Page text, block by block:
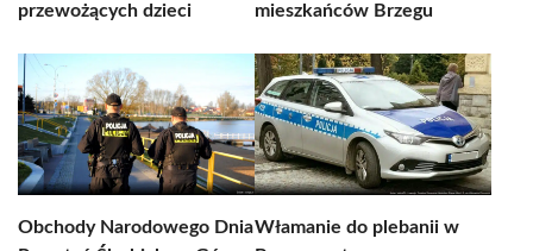
przewożących dzieci
mieszkańców Brzegu
Obchody Narodowego DniaWłamanie do plebanii w